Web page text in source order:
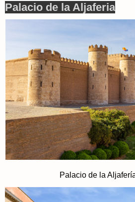
Palacio de la Aljaferia
Palacio de la